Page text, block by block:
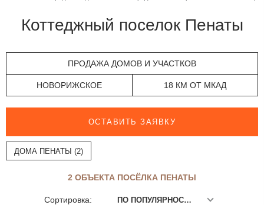
Коттеджный поселок Пенаты
ПРОДАЖА ДОМОВ И УЧАСТКОВ
НОВОРИЖСКОЕ 18 КМ ОТ МКАД
ОСТАВИТЬ ЗАЯВКУ
ДОМА ПЕНАТЫ (2)
2 ОБЪЕКТА ПОСЁЛКА ПЕНАТЫ
Сортировка: ПО ПОПУЛЯРНОСТИ